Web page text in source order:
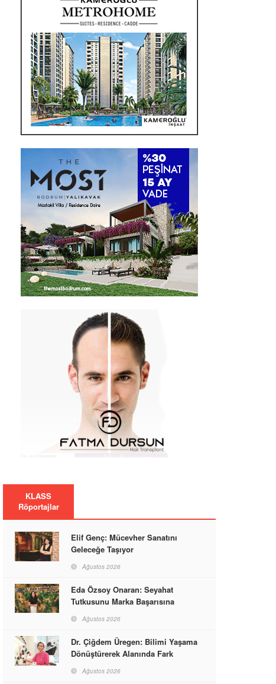
KLASS
Röportajlar
Elif Genç: Mücevher Sanatını
Geleceğe Taşıyor
Ağustos 2026
Eda Özsoy Onaran: Seyahat
Tutkusunu Marka Başarısına
Ağustos 2026
Dr. Çiğdem Üregen: Bilimi Yaşama
Dönüştürerek Alanında Fark
Ağustos 2026